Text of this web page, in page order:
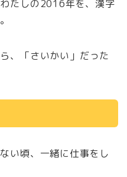
たしの2016年を、漢字
、「さいかい」だった
い頃、一緒に仕事をし